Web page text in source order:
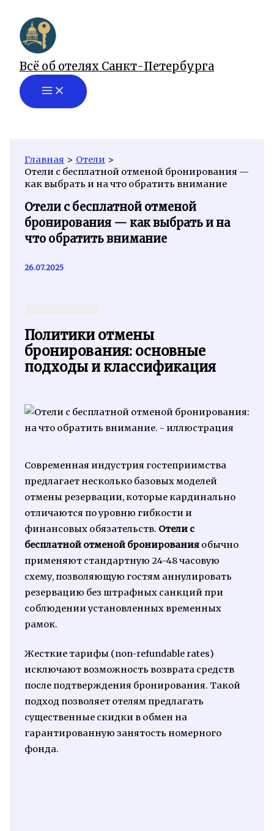
содержимому
Всё об отелях Санкт-Петербурга
Главная
Отели
Отели с бесплатной отменой бронирования —
как выбрать и на что обратить внимание
Отели с бесплатной отменой
бронирования — как выбрать и на
что обратить внимание
26.07.2025
Политики отмены
бронирования: основные
подходы и классификация
Современная индустрия гостеприимства
предлагает несколько базовых моделей
отмены резервации, которые кардинально
отличаются по уровню гибкости и
финансовых обязательств. Отели с
бесплатной отменой бронированияобычно
применяют стандартную 24-48 часовую
схему, позволяющую гостям аннулировать
резервацию без штрафных санкций при
соблюдении установленных временных
рамок.
Жесткие тарифы (non-refundable rates)
исключают возможность возврата средств
после подтверждения бронирования. Такой
подход позволяет отелям предлагать
существенные скидки в обмен на
гарантированную занятость номерного
фонда.